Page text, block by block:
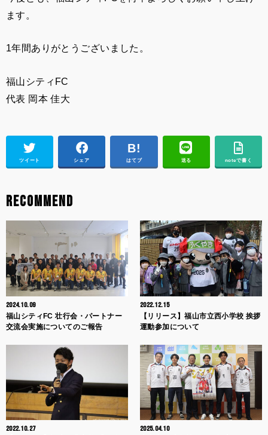
ます。
1年間ありがとうございました。
福山シティFC
代表 岡本 佳大
ツイート シェア はてブ 送る noteで書く
RECOMMEND
2024.10.09
福山シティFC 壮行会・パートナー
交流会実施についてのご報告
2022.12.15
【リリース】福山市立西小学校 挨拶
運動参加について
2022.10.27 2025.04.10